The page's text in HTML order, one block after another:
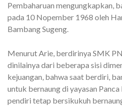
Pembaharuan mengungkapkan,
pada 10 Nopember 1968 oleh
Bambang Sugeng.
Menurut Arie, berdirinya SMK
dinilainya dari beberapa sisi
kejuangan, bahwa saat berdiri,
untuk bernaung di yayasan
pendiri tetap bersikukuh